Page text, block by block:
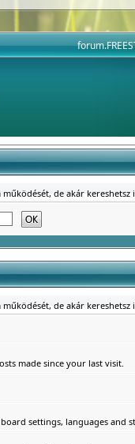
de akár kereshetsz
de akár kereshetsz
made since your last visit.
settings, languages and